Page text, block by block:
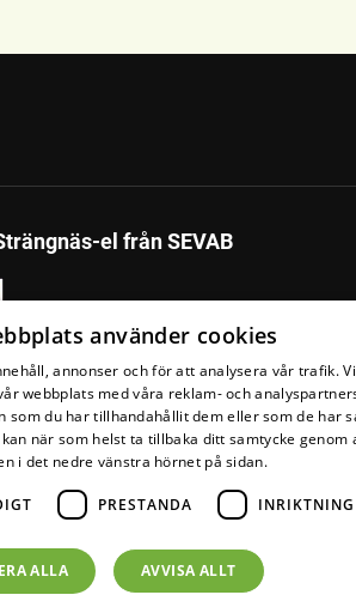
el från SEVAB
Energi
använder cookies
annonser och för att analysera vår trafik.
webbplats med våra reklam- och
som du har tillhandahållit dem eller som de har
när som helst ta tillbaka ditt samtycke genom
i det nedre vänstra hörnet på sidan.
PRESTANDA INRIKTNING
ALLA AVVISA ALLT